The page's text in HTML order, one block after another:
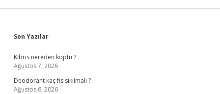
Sidebar
Son Yazılar
Kıbrıs nereden koptu ?
Ağustos 7, 2026
Deodorant kaç fıs sıkılmalı ?
Ağustos 6, 2026